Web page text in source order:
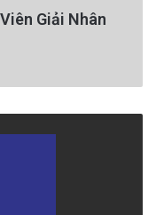
Giải Nhân